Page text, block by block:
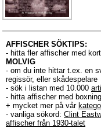
AFFISCHER SÖKTIPS:
- hitta fler affischer med
MOLVIG
- om du inte hittar t.ex. en
regissör, eller skådespelare
- sök i listan med 10.000
- hitta affischer med
+ mycket mer på vår
- vanliga sökord: Clint
affischer från 1930-talet